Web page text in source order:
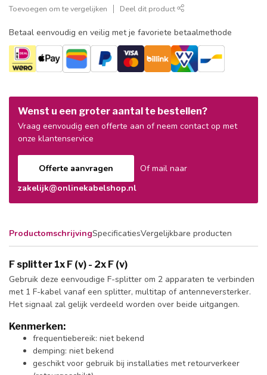
Toevoegen om te vergelijken Deel dit product
Betaal eenvoudig en veilig met je favoriete betaalmethode
Wenst u een groter aantal te bestellen?
Vraag eenvoudig een offerte aan of neem contact op met
onze klantenservice
Offerte aanvragen
Of mail naar
zakelijk@onlinekabelshop.nl
ProductomschrijvingSpecificatiesVergelijkbare producten
F splitter 1x F (v) - 2x F (v)
Gebruik deze eenvoudige F-splitter om 2 apparaten te verbinden
met 1 F-kabel vanaf een splitter, multitap of antenneversterker.
Het signaal zal gelijk verdeeld worden over beide uitgangen.
Kenmerken:
frequentiebereik: niet bekend
demping: niet bekend
geschikt voor gebruik bij installaties met retourverkeer